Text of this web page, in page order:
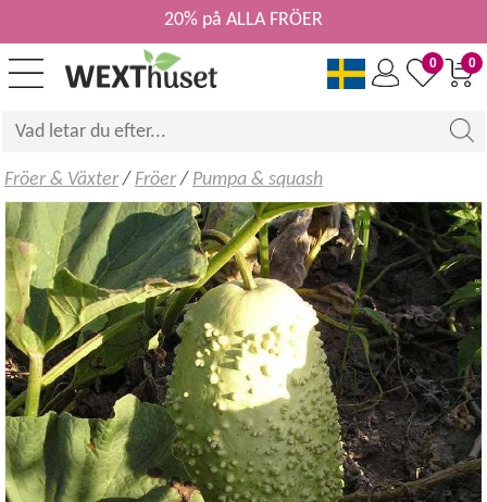
0
0
20% på ALLA FRÖER
Fröer & Växter/ Fröer/ Pumpa & squash